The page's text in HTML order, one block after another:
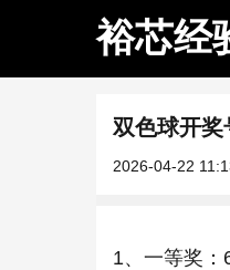
裕芯经
双色球开奖
2026-04-22
1、一等奖